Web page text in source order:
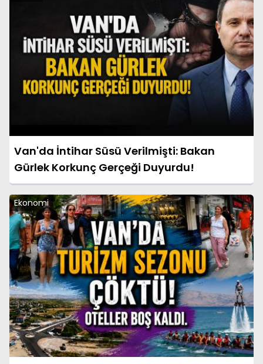
Van'da İntihar Süsü Verilmişti: Bakan
Gürlek Korkunç Gerçeği Duyurdu!
Ekonomi